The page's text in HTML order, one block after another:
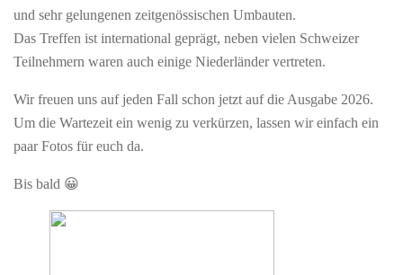
und sehr gelungenen zeitgenössischen Umbauten.
Das Treffen ist international geprägt, neben vielen Schweizer
Teilnehmern waren auch einige Niederländer vertreten.
Wir freuen uns auf jeden Fall schon jetzt auf die Ausgabe 2026.
Um die Wartezeit ein wenig zu verkürzen, lassen wir einfach ein
paar Fotos für euch da.
Bis bald 😀